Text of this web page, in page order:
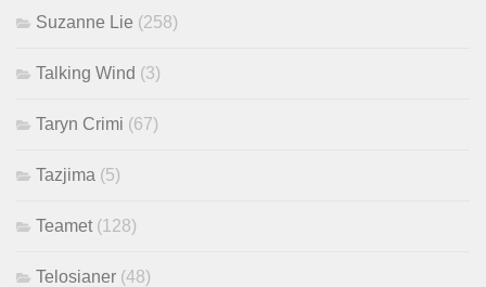
Suzanne Lie (258)
Talking Wind (3)
Taryn Crimi (67)
Tazjima (5)
Teamet (128)
Telosianer (48)